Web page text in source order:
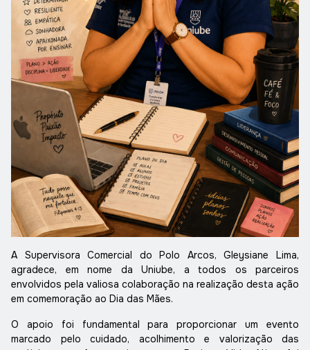
A Supervisora Comercial do Polo Arcos, Gleysiane Lima,
agradece, em nome da Uniube, a todos os parceiros
envolvidos pela valiosa colaboração na realização desta ação
em comemoração ao Dia das Mães.
O apoio foi fundamental para proporcionar um evento
marcado pelo cuidado, acolhimento e valorização das